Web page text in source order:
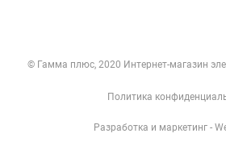
© Гамма плюс, 2020 Интернет-магазин
Политика
Разработка и маркетинг -